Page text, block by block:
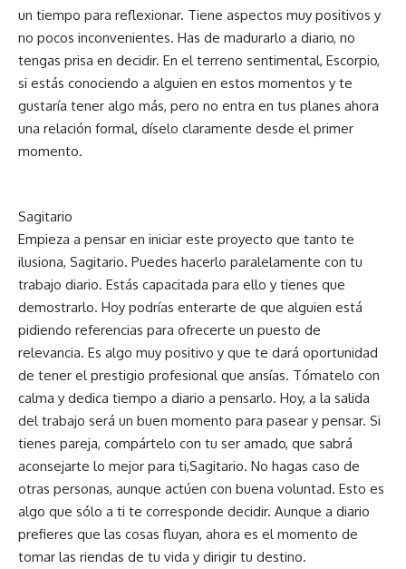
un tiempo para reflexionar. Tiene aspectos muy positivos y
no pocos inconvenientes. Has de madurarlo a diario, no
tengas prisa en decidir. En el terreno sentimental, Escorpio,
si estás conociendo a alguien en estos momentos y te
gustaría tener algo más, pero no entra en tus planes ahora
una relación formal, díselo claramente desde el primer
momento.
Sagitario
Empieza a pensar en iniciar este proyecto que tanto te
ilusiona, Sagitario. Puedes hacerlo paralelamente con tu
trabajo diario. Estás capacitada para ello y tienes que
demostrarlo. Hoy podrías enterarte de que alguien está
pidiendo referencias para ofrecerte un puesto de
relevancia. Es algo muy positivo y que te dará oportunidad
de tener el prestigio profesional que ansías. Tómatelo con
calma y dedica tiempo a diario a pensarlo. Hoy, a la salida
del trabajo será un buen momento para pasear y pensar. Si
tienes pareja, compártelo con tu ser amado, que sabrá
aconsejarte lo mejor para ti,Sagitario. No hagas caso de
otras personas, aunque actúen con buena voluntad. Esto es
algo que sólo a ti te corresponde decidir. Aunque a diario
prefieres que las cosas fluyan, ahora es el momento de
tomar las riendas de tu vida y dirigir tu destino.